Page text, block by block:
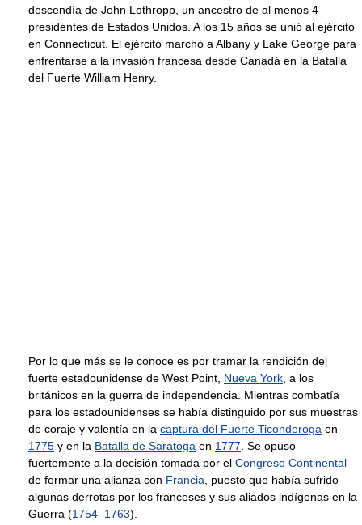
descendía de John Lothropp, un ancestro de al menos 4
presidentes de Estados Unidos. A los 15 años se unió al ejército
en Connecticut. El ejército marchó a Albany y Lake George para
enfrentarse a la invasión francesa desde Canadá en la Batalla
del Fuerte William Henry.
Por lo que más se le conoce es por tramar la rendición del
fuerte estadounidense de West Point, Nueva York , a los
británicos en la guerra de independencia. Mientras combatía
para los estadounidenses se había distinguido por sus muestras
de coraje y valentía en la captura del Fuerte Ticonderoga en
1775 y en la Batalla de Saratoga en 1777 . Se opuso
fuertemente a la decisión tomada por el Congreso Continental
de formar una alianza con Francia , puesto que había sufrido
algunas derrotas por los franceses y sus aliados indígenas en la
Guerra (1754–1763).